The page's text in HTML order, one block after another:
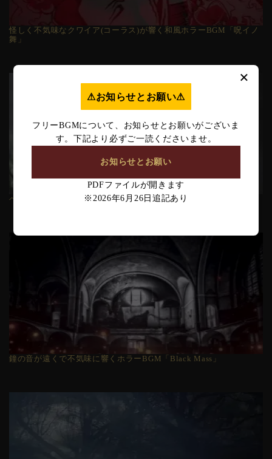
怪しく不気味なクワイア(コーラス)が響く和風ホラーBGM「呪イノ
舞」
ベルの音が不気味に響く暗くミステリアスなBGM「知らない人」
鐘の音が遠くで不気味に響くホラーBGM「Black Mass」
×
⚠︎お知らせとお願い⚠︎
フリーBGMについて、お知らせとお願いがございま
す。下記より必ずご一読くださいませ。
お知らせとお願い
PDFファイルが開きます
※2026年6月26日追記あり